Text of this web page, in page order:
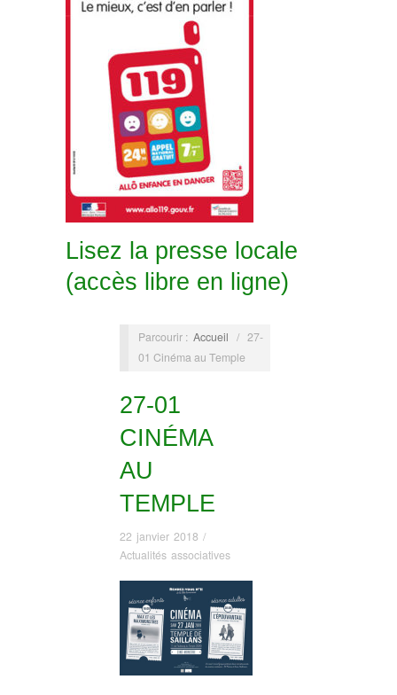
Lisez la presse locale
(accès libre en ligne)
Parcourir : Accueil / 27-
01 Cinéma au Temple
27-01
CINÉMA
AU
TEMPLE
22 janvier 2018 /
Actualités associatives